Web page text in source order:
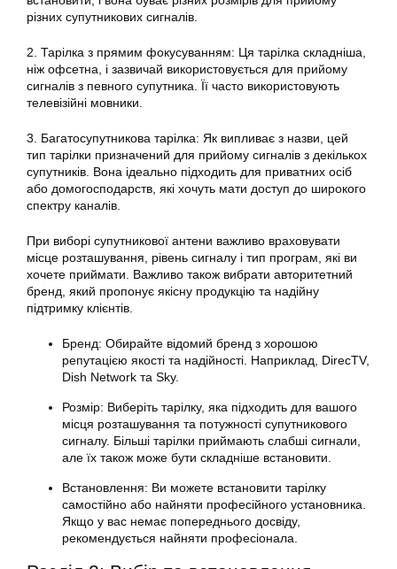
різних супутникових сигналів.
2. Тарілка з прямим фокусуванням: Ця тарілка складніша,
ніж офсетна, і зазвичай використовується для прийому
сигналів з певного супутника. Її часто використовують
телевізійні мовники.
3. Багатосупутникова тарілка: Як випливає з назви, цей
тип тарілки призначений для прийому сигналів з декількох
супутників. Вона ідеально підходить для приватних осіб
або домогосподарств, які хочуть мати доступ до широкого
спектру каналів.
При виборі супутникової антени важливо враховувати
місце розташування, рівень сигналу і тип програм, які ви
хочете приймати. Важливо також вибрати авторитетний
бренд, який пропонує якісну продукцію та надійну
підтримку клієнтів.
Бренд: Обирайте відомий бренд з хорошою
репутацією якості та надійності. Наприклад, DirecTV,
Dish Network та Sky.
Розмір: Виберіть тарілку, яка підходить для вашого
місця розташування та потужності супутникового
сигналу. Більші тарілки приймають слабші сигнали,
але їх також може бути складніше встановити.
Встановлення: Ви можете встановити тарілку
самостійно або найняти професійного установника.
Якщо у вас немає попереднього досвіду,
рекомендується найняти професіонала.